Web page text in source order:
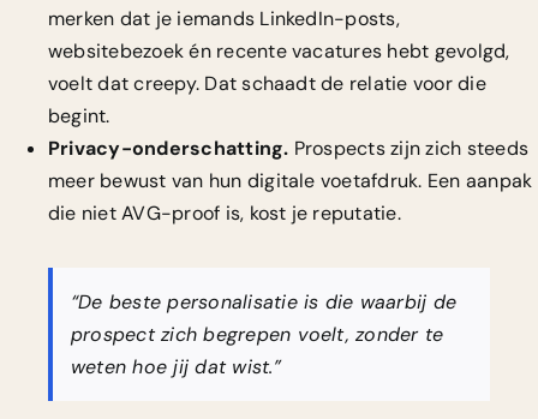
merken dat je iemands LinkedIn-posts,
websitebezoek én recente vacatures hebt gevolgd,
voelt dat creepy. Dat schaadt de relatie voor die
begint.
Privacy-onderschatting. Prospects zijn zich steeds
meer bewust van hun digitale voetafdruk. Een aanpak
die niet AVG-proof is, kost je reputatie.
“De beste personalisatie is die waarbij de
prospect zich begrepen voelt, zonder te
weten hoe jij dat wist.”